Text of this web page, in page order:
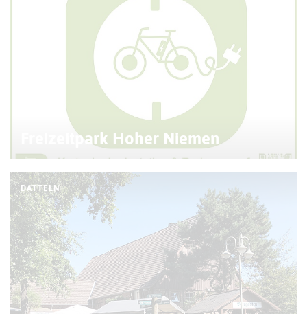
Freizeitpark Hoher Niemen
DATTELN